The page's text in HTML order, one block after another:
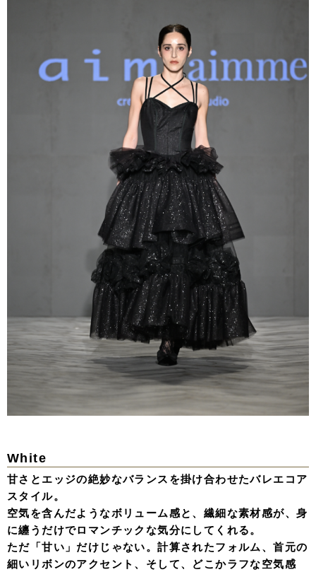
White
甘さとエッジの絶妙なバランスを掛け合わせたバレエコア
スタイル。
空気を含んだようなボリューム感と、繊細な素材感が、身
に纏うだけでロマンチックな気分にしてくれる。
ただ「甘い」だけじゃない。計算されたフォルム、首元の
細いリボンのアクセント、そして、どこかラフな空気感